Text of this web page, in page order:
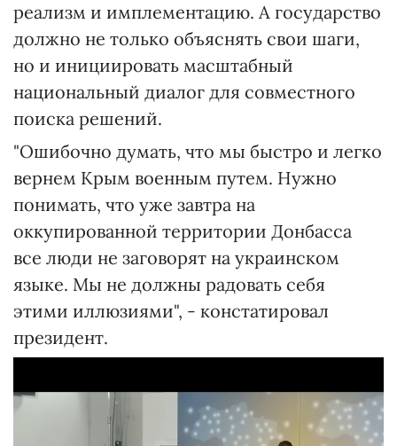
реализм и имплементацию. А государство
должно не только объяснять свои шаги,
но и инициировать масштабный
национальный диалог для совместного
поиска решений.
"Ошибочно думать, что мы быстро и легко
вернем Крым военным путем. Нужно
понимать, что уже завтра на
оккупированной территории Донбасса
все люди не заговорят на украинском
языке. Мы не должны радовать себя
этими иллюзиями", - констатировал
президент.